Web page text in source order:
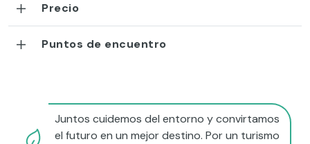
Precio
Puntos de encuentro
Juntos cuidemos del entorno y convirtamos
el futuro en un mejor destino. Por un turismo